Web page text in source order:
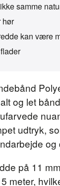
og let
udtryk,
og
på 11
meter,
samme
hør
kan være